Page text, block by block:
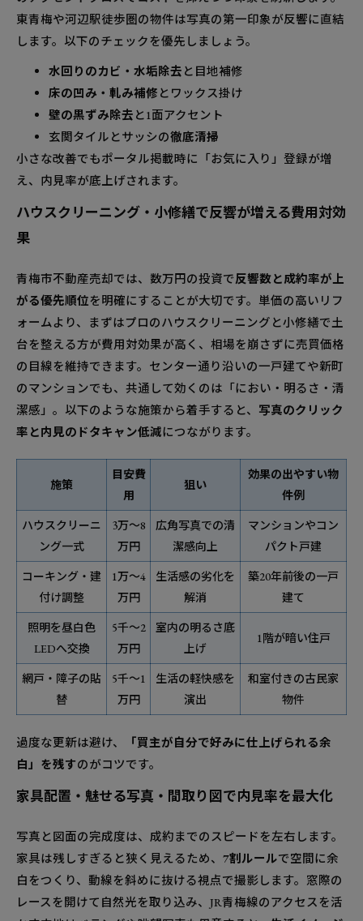
東青梅や河辺駅徒歩圏の物件は写真の第一印象が反響に直結
します。以下のチェックを優先しましょう。
水回りのカビ・水垢除去 と目地補修
床の凹み・軋み補修 とワックス掛け
壁の黒ずみ除去 と1面アクセント
玄関タイルとサッシの徹底清掃
小さな改善でもポータル掲載時に「お気に入り」登録が増
え、内見率が底上げされます。
ハウスクリーニング・小修繕で反響が増える費用対効
果
青梅市不動産売却では、数万円の投資で反響数と成約率が上
がる優先順位を明確にすることが大切です。単価の高いリフ
ォームより、まずはプロのハウスクリーニングと小修繕で土
台を整える方が費用対効果が高く、相場を崩さずに売買価格
の目線を維持できます。センター通り沿いの一戸建てや新町
のマンションでも、共通して効くのは「におい・明るさ・清
潔感」。以下のような施策から着手すると、 写真のクリック
率と内見のドタキャン低減につながります。
施策
目安費
用
狙い
効果の出やすい物
件例
ハウスクリーニ
ング一式
3万〜8
万円
広角写真での清
潔感向上
マンションやコン
パクト戸建
コーキング・建
付け調整
1万〜4
万円
生活感の劣化を
解消
築20年前後の一戸
建て
照明を昼白色
LEDへ交換
5千〜2
万円
室内の明るさ底
上げ
1階が暗い住戸
網戸・障子の貼
替
5千〜1
万円
生活の軽快感を
演出
和室付きの古民家
物件
過度な更新は避け、
「買主が自分で好みに仕上げられる余
白」を残すのがコツです。
家具配置・魅せる写真・間取り図で内見率を最大化
写真と図面の完成度は、成約までのスピードを左右します。
家具は残しすぎると狭く見えるため、 7割ルールで空間に余
白をつくり、動線を斜めに抜ける視点で撮影します。窓際の
レースを開けて自然光を取り込み、JR青梅線のアクセスを活